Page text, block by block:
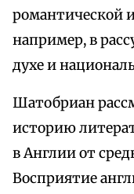
романтической
например, в
духе и
Шатобриан
историю
в Англии от
Восприятие